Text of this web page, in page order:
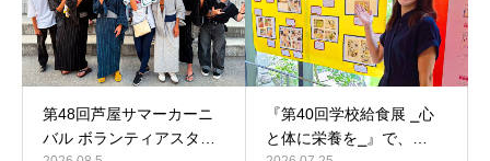
第48回芦屋サマーカーニ
バル ボランティアスタ…
『第40回学校給食展 ⎯心
と体に栄養を⎯』で、…